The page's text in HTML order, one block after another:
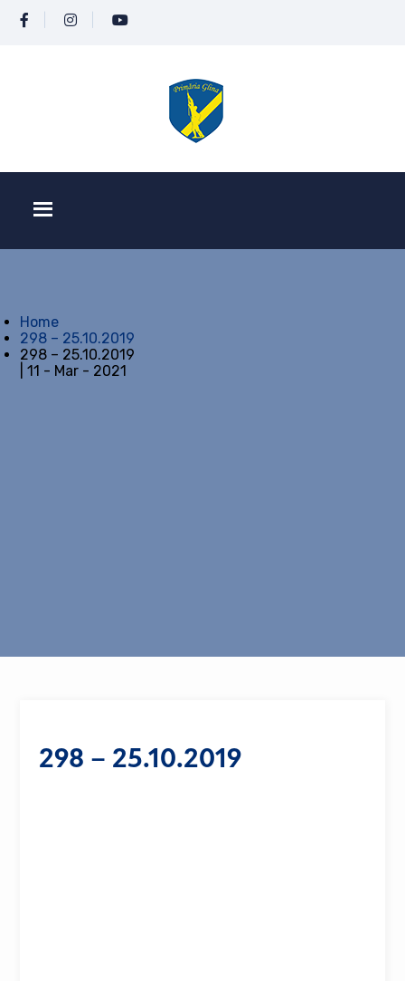
Home
298 – 25.10.2019
298 – 25.10.2019
| 11 - Mar - 2021
298 – 25.10.2019